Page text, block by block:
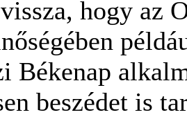
hogy az
Békenap
beszédet is